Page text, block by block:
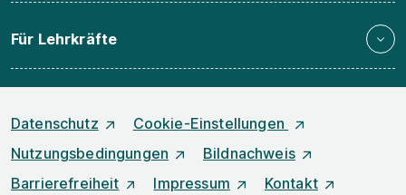
Für Lehrkräfte
Datenschutz
Cookie-Einstellungen
Nutzungsbedingungen
Bildnachweis
Barrierefreiheit
Impressum Kontakt